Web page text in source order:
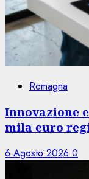
Romagna
Innovazione
mila euro
6 Agosto 2026 0